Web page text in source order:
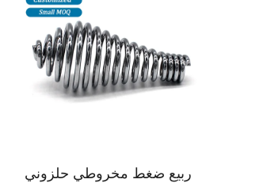
ربيع ضغط مخروطي حلزوني